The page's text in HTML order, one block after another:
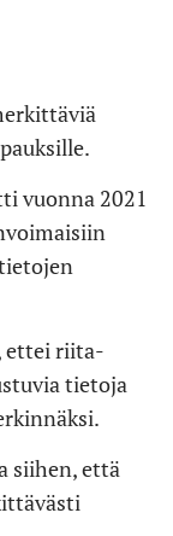
vuonna 2021
ettei riita-
tietoja
siihen, että